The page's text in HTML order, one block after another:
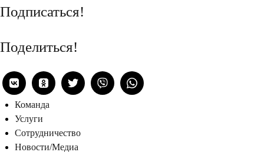
Подписаться!
Поделиться!
Команда
Услуги
Сотрудничество
Новости/Медиа